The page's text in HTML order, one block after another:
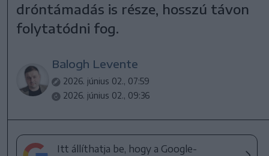
dróntámadás is része, hosszú távon
folytatódni fog.
Balogh Levente
2026. június 02., 07:59
2026. június 02., 09:36
Itt állíthatja be, hogy a Google-